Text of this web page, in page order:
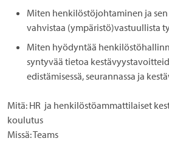
Miten henkilöstöjohtaminen ja
vahvistaa (ympäristö)vastuullista
Miten hyödyntää
syntyvää tietoa
edistämisessä, seurannassa ja
Mitä: HR ja henkilöstöammattilaiset
koulutus
Missä:Teams